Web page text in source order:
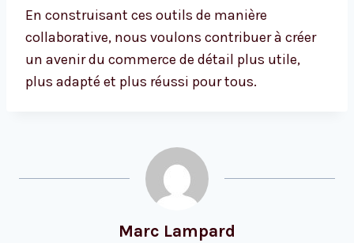
En construisant ces outils de manière
collaborative, nous voulons contribuer à créer
un avenir du commerce de détail plus utile,
plus adapté et plus réussi pour tous.
Marc Lampard